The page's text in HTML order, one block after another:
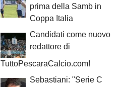
prima della Samb in
Coppa Italia
Candidati come nuovo
redattore di
TuttoPescaraCalcio.com!
Sebastiani: "Serie C